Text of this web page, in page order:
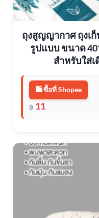
ถุงสูญญากาศ ถุงเ
รูปแบบ ขนาด
สำหรับใส่เ
🛍️ ซื้อที่ Shopee
฿ 11